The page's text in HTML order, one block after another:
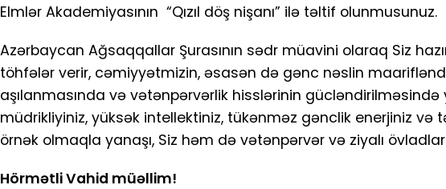
Elmlər Akademiyasının “Qızıl döş nişanı” ilə təltif olunmusunuz.
Azərbaycan Ağsaqqallar Şurasının sədr müavini olaraq Siz
töhfələr verir, cəmiyyətmizin, əsasən də gənc nəslin
aşılanmasında və vətənpərvərlik hisslərinin
müdrikliyiniz, yüksək intellektiniz, tükənməz gənclik enerjiniz və
örnək olmaqla yanaşı, Siz həm də vətənpərvər və ziyalı
Hörmətli Vahid müəllim!